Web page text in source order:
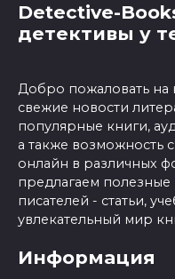
Detective-
детективы у
Добро пожаловать на
свежие новости
популярные книги,
а также возможность
онлайн в различных
предлагаем
писателей - статьи,
увлекательный мир
Информация